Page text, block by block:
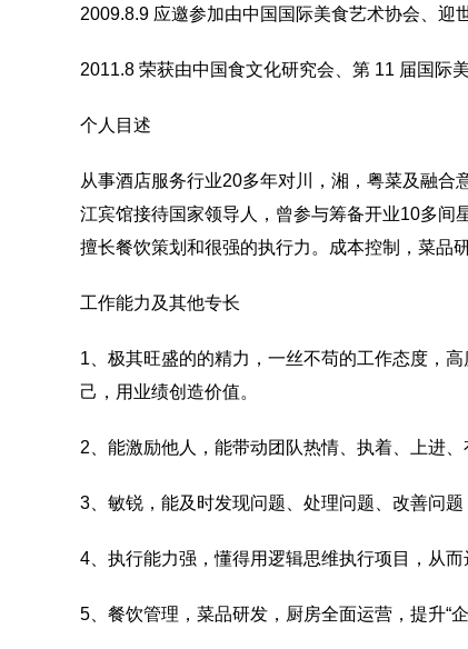
2009.8.9 应邀参加由中国国际美食艺术协会、迎
2011.8 荣获由中国食文化研究会、第 11 届国际
个人目述
从事酒店服务行业20多年对川，湘，粤菜及融
江宾馆接待国家领导人，曾参与筹备开业10多间
擅长餐饮策划和很强的执行力。成本控制，菜品
工作能力及其他专长
1、极其旺盛的的精力，一丝不苟的工作态度，
己，用业绩创造价值。
2、能激励他人，能带动团队热情、执着、上进、
3、敏锐，能及时发现问题、处理问题、改善问题
4、执行能力强，懂得用逻辑思维执行项目，从而
5、餐饮管理，菜品研发，厨房全面运营，提升“